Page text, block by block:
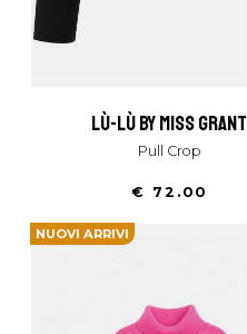
lù-lù by miss grant
Pull Crop
€ 72.00
NUOVI ARRIVI